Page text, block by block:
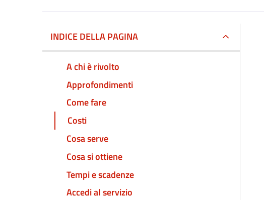
INDICE DELLA PAGINA
A chi è rivolto
Approfondimenti
Come fare
Costi
Cosa serve
Cosa si ottiene
Tempi e scadenze
Accedi al servizio